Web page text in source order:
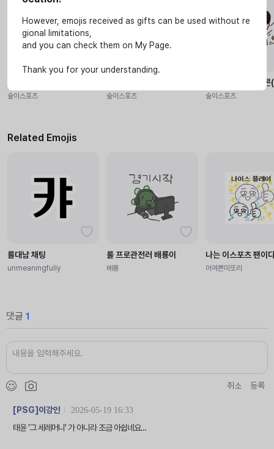
숲이스포츠 숲이스포츠
DN수퍼스 이모티
숲이스포츠
Related Emojis
롤대남 채팅
unmeaningfully
롤 프로관전러 배룡이
배룡
나는 이스포츠 팬이
어여쁜미또리
댓글 1
취소 등록
[PSG]이강인 2026-05-19 16:33
태윤 '그 세레머니' 가 아니라 조금 아쉽네요...
However, emojis received as gifts can be used without re
gional limitations,
and you can check them on My Page.
Thank you for your understanding.